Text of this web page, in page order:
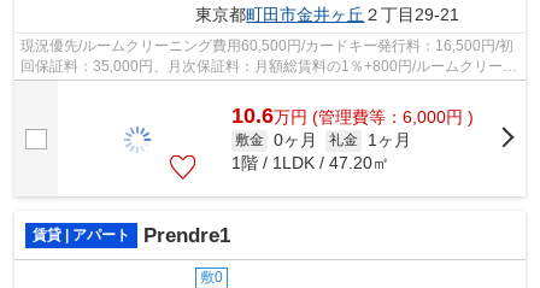
東京都町田市金井ヶ丘 ２丁目29-21
現況優先/ルームクリーニング費用60,500円/カードキー発行料：16,500円/初
回保証料：35,000円、月次保証料：月額総賃料の1％+800円/ルームクリーニ
10.6万円 (管理費等：6,000円 )
敷金 0ヶ月 礼金
1ヶ月
1階 / 1LDK / 47.20㎡
賃貸 | アパート Prendre1
敷0